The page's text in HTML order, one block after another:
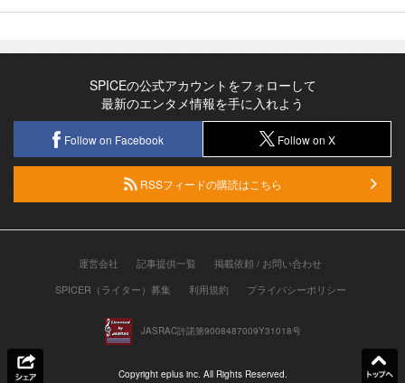
SPICEの公式アカウントをフォローして
最新のエンタメ情報を手に入れよう
Follow on Facebook Follow on X
RSSフィードの購読はこちら
運営会社 記事提供一覧
掲載依頼 / お問い合わせ
SPICER（ライター）募集
利用規約 プライバシーポリシー
JASRAC許諾第9008487009Y31018号
Copyright eplus inc. All Rights Reserved.